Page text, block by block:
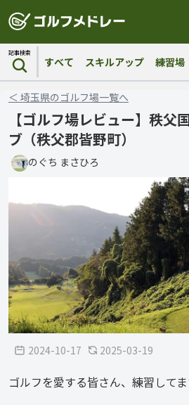
記事検索
すべて スキルアップ 練習場
＜ 埼玉県の ゴルフ場一覧へ
【ゴルフ場レビュー】秩父
ブ（秩父郡皆野町）
のぐち まさひろ
2024-10-17 2025-03-19
ゴルフを愛する皆さん、練習して